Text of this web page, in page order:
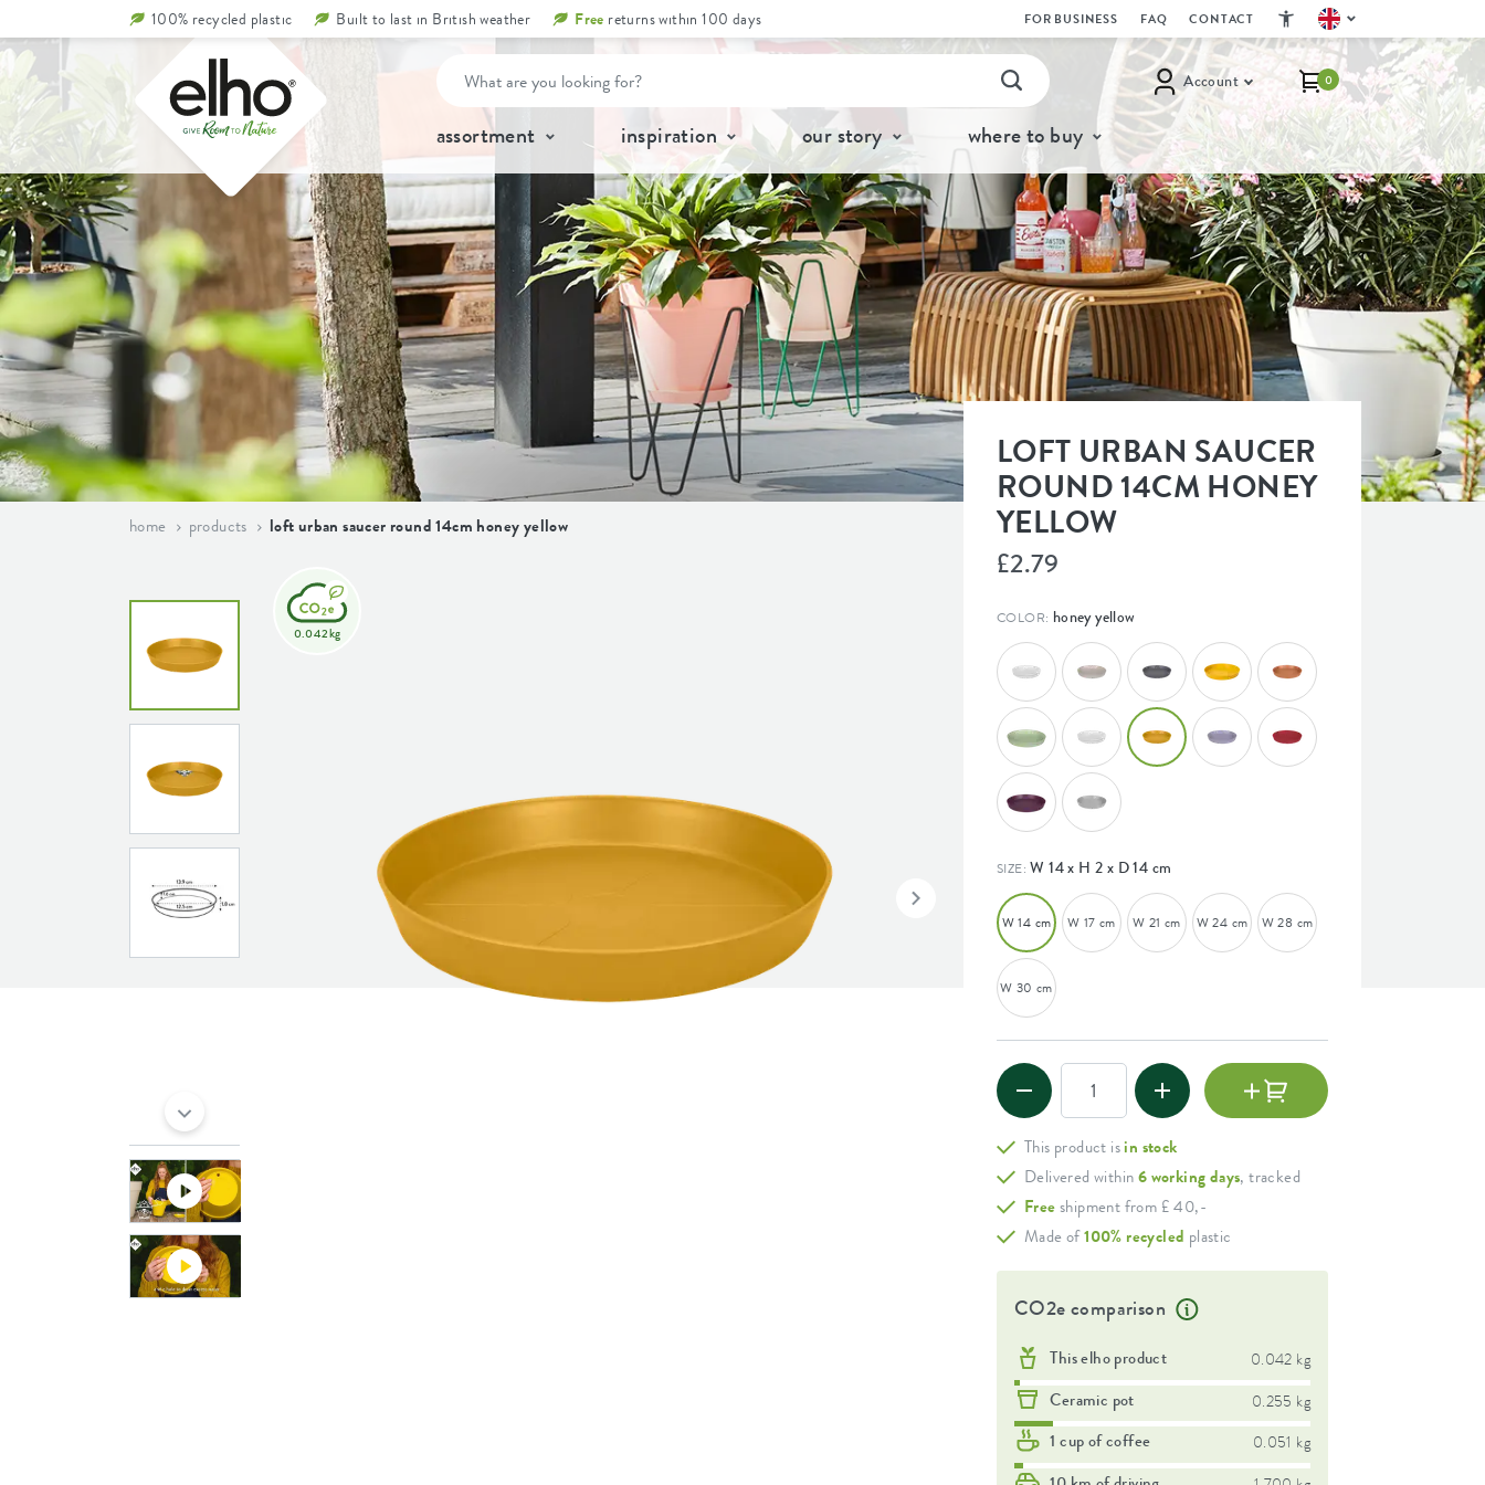
100% recycled plastic Built to last in British weather Free returns within 100 days FOR BUSINESS FAQ CONTACT
Account 0
assortment inspiration our story where to buy
home products loft urban saucer round 14cm honey yellow
LOFT URBAN SAUCER
ROUND 14CM HONEY
YELLOW
£2.79
COLOR: honey yellow
SIZE: W 14 x H 2 x D 14 cm
W 14 cm W 17 cm W 21 cm W 24 cm W 28 cm
W 30 cm
This product isin stock
Delivered within6 working days, tracked
Freeshipment from £ 40,-
Made of100% recycled plastic
CO2e comparison
This elho product 0.042 kg
Ceramic pot 0.255 kg
1 cup of coffee 0.051 kg
0.042kg